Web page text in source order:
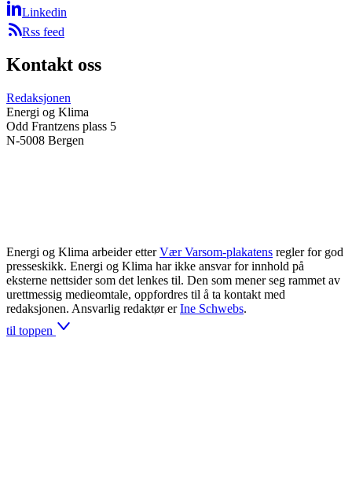
Linkedin
Rss feed
Kontakt oss
Redaksjonen
Energi og Klima
Odd Frantzens plass 5
N-5008 Bergen
Energi og Klima arbeider etter Vær Varsom-plakatens regler for god
presseskikk. Energi og Klima har ikke ansvar for innhold på
eksterne nettsider som det lenkes til. Den som mener seg rammet av
urettmessig medieomtale, oppfordres til å ta kontakt med
redaksjonen. Ansvarlig redaktør er Ine Schwebs.
til toppen